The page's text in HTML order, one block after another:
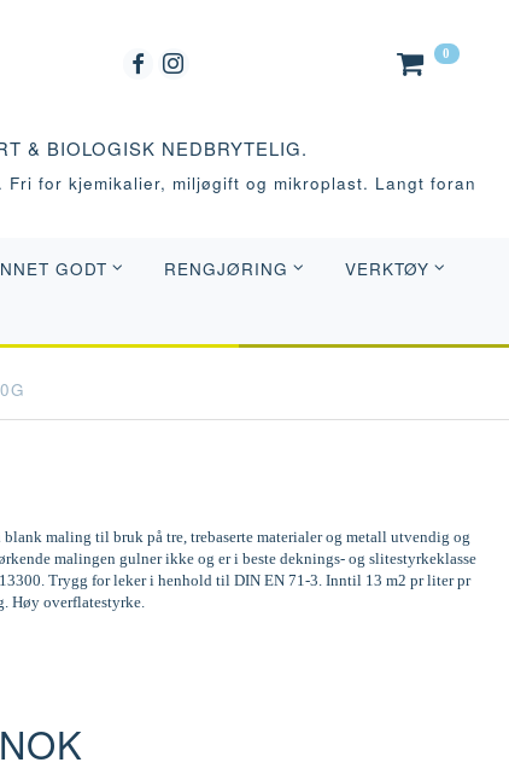
0
& BIOLOGISK NEDBRYTELIG.
for kjemikalier, miljøgift og mikroplast. Langt foran
GODT RENGJØRING VERKTØY
maling til bruk på tre, trebaserte materialer og metall utvendig og
malingen gulner ikke og er i beste deknings- og slitestyrkeklasse
Trygg for leker i henhold til DIN EN 71-3. Inntil 13 m2 pr liter pr
Høy overflatestyrke.